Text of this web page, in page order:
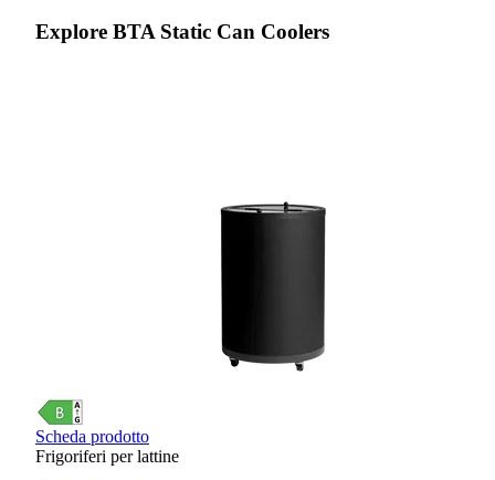
Explore BTA Static Can Coolers
Scheda prodotto
Frigoriferi per lattine